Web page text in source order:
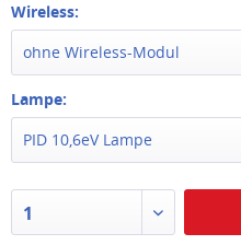
Wireless:
ohne Wireless-Modul
Lampe:
PID 10,6eV Lampe
1